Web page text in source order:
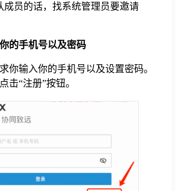
成员的话，找系统管理员要邀请
的手机号以及密码
你输入你的手机号以及设置密码。
击“注册”按钮。